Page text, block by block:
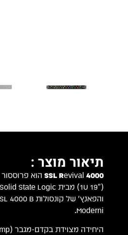
תיאור מוצר :
SSL Revival 4000
Moderni.